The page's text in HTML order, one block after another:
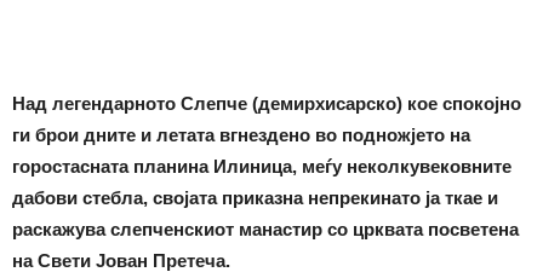
Над легендарното Слепче (демирхисарско) кое спокојно
ги брои дните и летата вгнездено во подножјето на
горостасната планина Илиница, меѓу неколкувековните
дабови стебла, својата приказна непрекинато ја ткае и
раскажува слепченскиот манастир со црквата посветена
на Свети Јован Претеча.